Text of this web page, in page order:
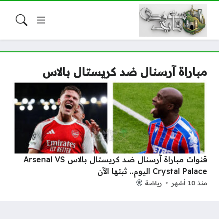
مباراة آرسنال ضد كريستال بالاس
قنوات مباراة آرسنال ضد كريستال بالاس Arsenal VS
Crystal Palace اليوم.. ثبتها الآن
منذ 10 أشهر رياضة